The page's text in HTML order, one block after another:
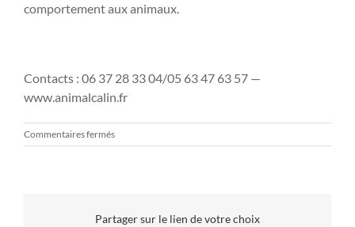
comportement aux animaux.
Contacts : 06 37 28 33 04/05 63 47 63 57 —
www.animalcalin.fr
Commentaires ferméssur
AnimalCâlin
ou
Partager sur le lien de votre choix